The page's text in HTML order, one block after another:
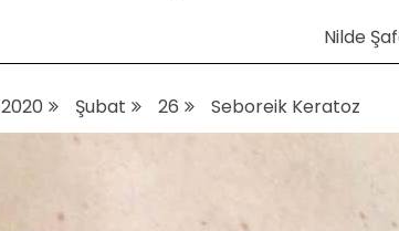
Nilde
2020 Şubat 26 Seboreik Keratoz